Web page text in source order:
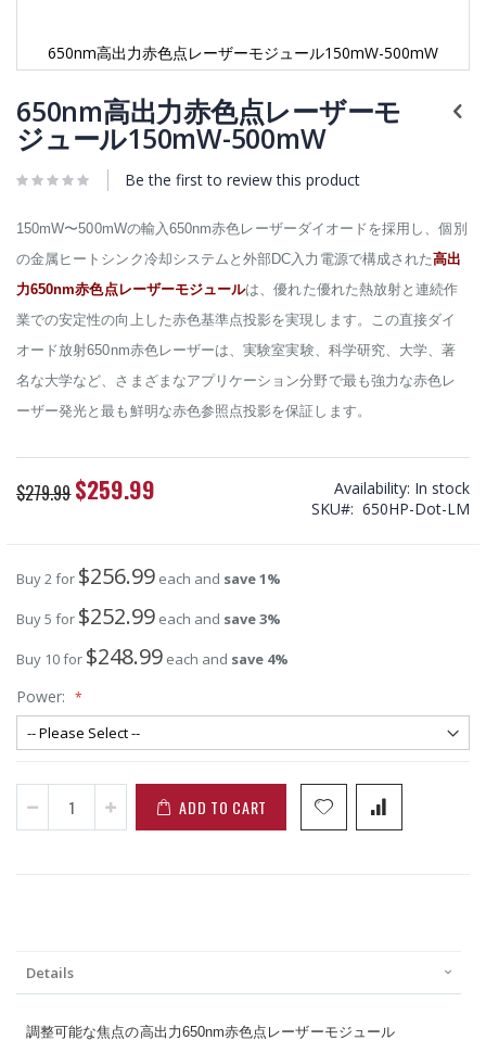
650nm高出力赤色点レーザーモジュール150mW-500mW
to
the
beginning
the
gallery
650nm高出力赤色点レーザーモ
ジュール150mW-500mW
Be the first to review this product
150mW〜500mWの輸入650nm赤色レーザーダイオードを採用し、個別
の金属ヒートシンク冷却システムと外部DC入力電源で構成された高出
力650nm赤色点レーザーモジュールは、優れた優れた熱放射と連続作
業での安定性の向上した赤色基準点投影を実現します。この直接ダイ
オード放射650nm赤色レーザーは、実験室実験、科学研究、大学、著
名な大学など、さまざまなアプリケーション分野で最も強力な赤色レ
ーザー発光と最も鮮明な赤色参照点投影を保証します。
$279.99 Special
Price
$259.99 Availability: In stock
SKU
650HP-Dot-LM
Buy 2 for $256.99 each and save1%
Buy 5 for $252.99 each and save3%
Buy 10 for $248.99 each and save 4%
Power:
ADD TO CART
Details
調整可能な焦点の高出力650nm赤色点レーザーモジュール